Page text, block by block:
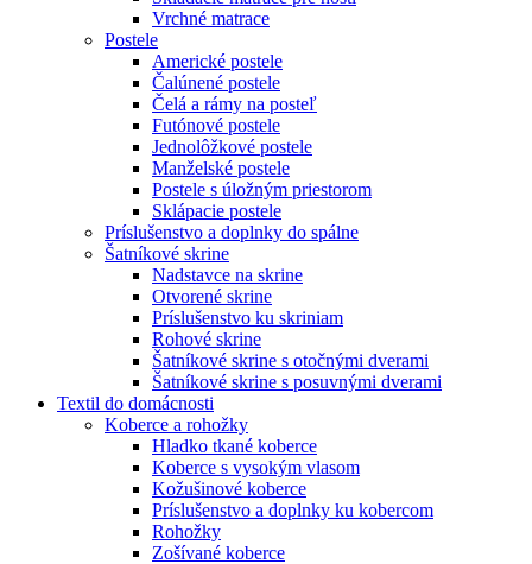
Vrchné matrace
Postele
Americké postele
Čalúnené postele
Čelá a rámy na posteľ
Futónové postele
Jednolôžkové postele
Manželské postele
Postele s úložným priestorom
Sklápacie postele
Príslušenstvo a doplnky do spálne
Šatníkové skrine
Nadstavce na skrine
Otvorené skrine
Príslušenstvo ku skriniam
Rohové skrine
Šatníkové skrine s otočnými dverami
Šatníkové skrine s posuvnými dverami
Textil do domácnosti
Koberce a rohožky
Hladko tkané koberce
Koberce s vysokým vlasom
Kožušinové koberce
Príslušenstvo a doplnky ku kobercom
Rohožky
Zošívané koberce